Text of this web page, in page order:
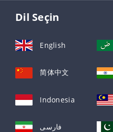
Dil Seçin
English
简体中文
Indonesia
فارسی